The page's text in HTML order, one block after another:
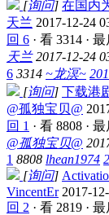
[询问] 在国内
天兰 2017-12-24
回 6 · 看 3314 · 最
天兰 2017-12-24
6 3314 ~龙溟~
[询问] 下载港
@孤独宝贝@
回 1 · 看 8808 · 最
@孤独宝贝@
1 8808 lhean1974
[询问]
VincentEr 2017-
回 2 · 看 2819 · 最